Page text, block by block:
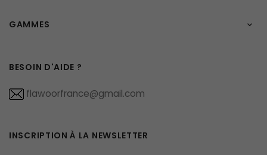
GAMMES 
BESOIN D'AIDE ?
flawoorfrance@gmail.com
INSCRIPTION À LA NEWSLETTER